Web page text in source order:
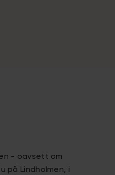
- oavsett om
på Lindholmen, i